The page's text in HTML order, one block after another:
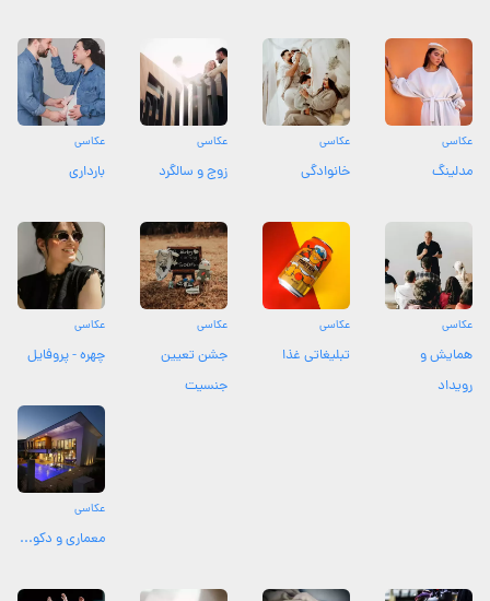
عکاسی
مدلینگ
عکاسی
خانوادگی
عکاسی
زوج و سالگرد
عکاسی
بارداری
عکاسی
همایش و
رویداد
عکاسی
تبلیغاتی غذا
عکاسی
جشن تعیین
جنسیت
عکاسی
چهره - پروفایل
عکاسی
معماری و دکو...